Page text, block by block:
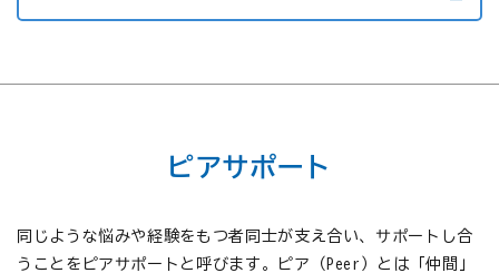
ピアサポート
同じような悩みや経験をもつ者同士が支え合い、サポートし合
うことをピアサポートと呼びます。ピア（Peer）とは「仲間」